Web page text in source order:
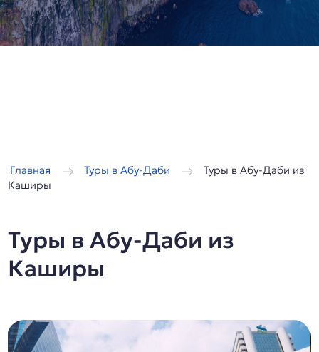
Главная / Туры в Абу-Даби /
Туры в Абу-Даби из
Каширы
Туры в Абу-Даби из
Каширы